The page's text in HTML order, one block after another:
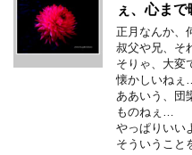
ぇ、心ま
正月なんか、
叔父や兄、そ
そりゃ、大変
懐かしいねぇ…
ああいう、団
ものねぇ…
やっぱりいい
そういうこと